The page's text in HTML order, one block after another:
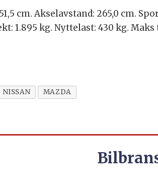
cm. Akselavstand: 265,0 cm.
1.895 kg. Nyttelast: 430 kg.
NISSAN MAZDA